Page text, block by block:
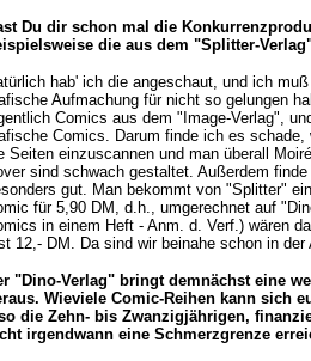
Du dir schon mal die
die aus dem "Splitter-
hab' ich die angeschaut, und ich
Aufmachung für nicht so gelungen
Comics aus dem "Image-Verlag",
Comics. Darum finde ich es schade,
Seiten einzuscannen und man überall
sind schwach gestaltet. Außerdem
gut. Man bekommt von "Splitter"
für 5,90 DM, d.h., umgerechnet auf
in einem Heft - Anm. d. Verf.) wären
12,- DM. Da sind wir beinahe schon in
"Dino-Verlag" bringt demnächst eine
Wieviele Comic-Reihen kann sich
die Zehn- bis Zwanzigjährigen,
irgendwann eine Schmerzgrenze